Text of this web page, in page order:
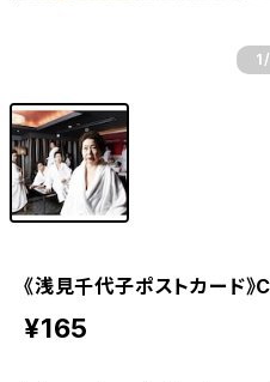
1
《浅見千代子ポストカード
¥165